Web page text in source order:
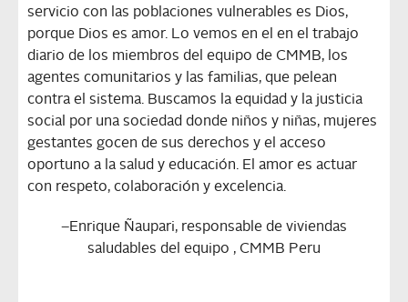
servicio con las poblaciones vulnerables es Dios,
porque Dios es amor. Lo vemos en el en el trabajo
diario de los miembros del equipo de CMMB, los
agentes comunitarios y las familias, que pelean
contra el sistema. Buscamos la equidad y la justicia
social por una sociedad donde niños y niñas, mujeres
gestantes gocen de sus derechos y el acceso
oportuno a la salud y educación. El amor es actuar
con respeto, colaboración y excelencia.
–Enrique Ñaupari, responsable de viviendas
saludables del equipo , CMMB Peru